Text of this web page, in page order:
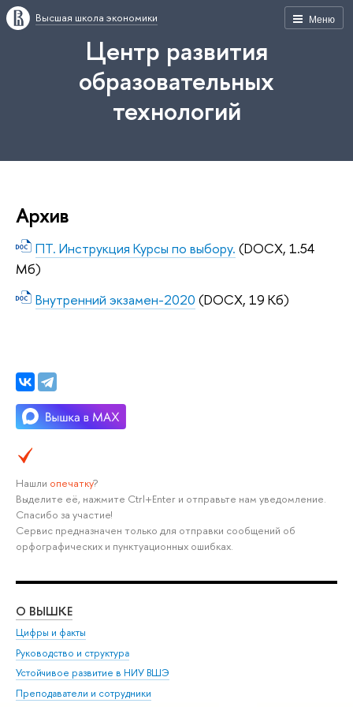
Меню
Высшая школа экономики
Центр развития
образовательных
технологий
Архив
ПТ. Инструкция Курсы по выбору. (DOCX, 1.54
Мб)
Внутренний экзамен-2020 (DOCX, 19 Кб)
Нашли опечатку?
Выделите её, нажмите Ctrl+Enter и отправьте нам уведомление.
Спасибо за участие!
Сервис предназначен только для отправки сообщений об
орфографических и пунктуационных ошибках.
О ВЫШКЕ
Цифры и факты
Руководство и структура
Устойчивое развитие в НИУ ВШЭ
Преподаватели и сотрудники